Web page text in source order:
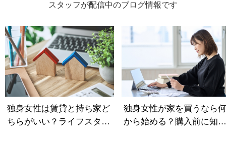
スタッフが配信中のブログ情報です